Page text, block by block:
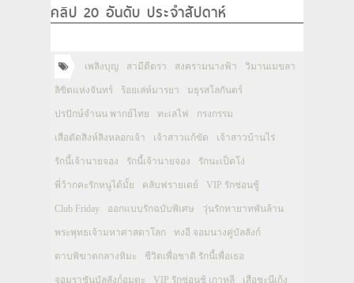
คลิป 20 อันดับ ประจำสัปดาห์
เพลิงบุญ สามีตีตรา สงครามนางฟ้า วิมานเมขลา
ลิขิตแห่งจันทร์ ร้อยเล่ห์มารยา มธุรสโลกันตร์
ปรปักษ์จำนน พากย์ไทย ทะเลไฟ กรงกรรม
เสือตัดสิงห์ลิงหลอกเจ้า เจ้าสาวแก้ขัด เจ้าสาวบ้านไร่
รักนี้เจ้านายจอง รักนี้เจ้านายจอง รักนะเป็ดโง่
พี่ว้ากคะรักหนูได้มั้ย คลับฟรายเดย์ VIP รักซ่อนชู้
Club Friday ออกแบบรักฉบับพิเศษ วุ่นรักทายาทพันล้าน
พระพุทธเจ้ามหาศาสดาโลก ทงอี จอมนางคู่บัลลังก์
ดาบพิฆาตกลางหิมะ ชีวิตเพื่อชาติ รักนี้เพื่อเธอ
จอมราชันบัลลังก์อมตะ VIP รักซ่อนชู้ เกาหลี เสือชะนีเก้ง